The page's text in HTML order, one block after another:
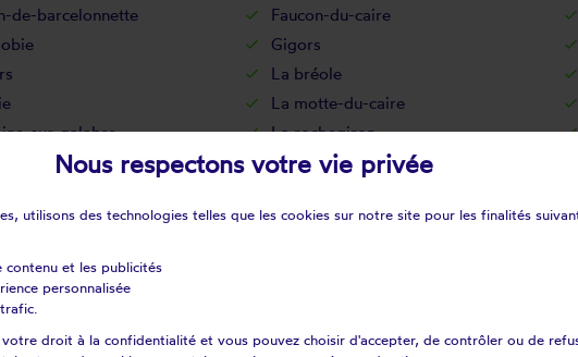
de-barcelonnette Faucon-du-caire
Gigors
La bréole
La motte-du-caire
sur-galabre La rochegiron
Le caire
Les thuiles
augès
Mézel
Nous respectons votre vie privée
utilisons des technologies telles que les cookies sur notre site pour les finalités
contenu et les publicités
personnalisée
votre droit à la confidentialité et vous pouvez choisir d'accepter, de contrôler ou de